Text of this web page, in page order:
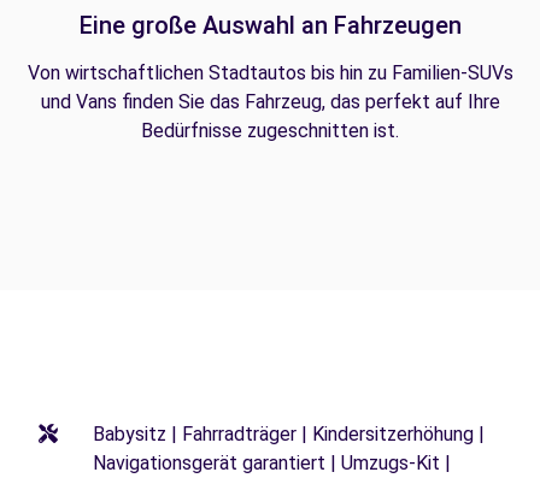
Eine große Auswahl an Fahrzeugen
Von wirtschaftlichen Stadtautos bis hin zu Familien-SUVs
und Vans finden Sie das Fahrzeug, das perfekt auf Ihre
Bedürfnisse zugeschnitten ist.
Babysitz | Fahrradträger | Kindersitzerhöhung |
Navigationsgerät garantiert | Umzugs-Kit |